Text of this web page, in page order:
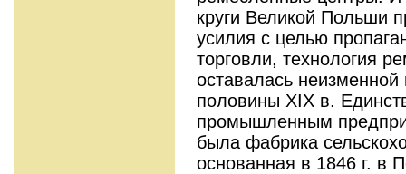
круги Великой Польши
усилия с целью
торговли, технология
оставалась
половины XIX в.
промышленным
была фабрика
основанная в 1846 г. в